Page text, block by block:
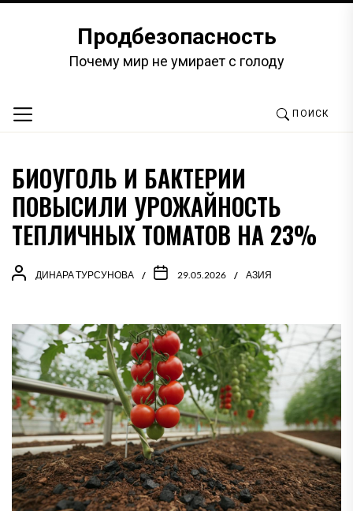
содержимомуПродбезопасность
Почему мир не умирает с голоду
ПОИСК
БИОУГОЛЬ И БАКТЕРИИ
ПОВЫСИЛИ УРОЖАЙНОСТЬ
ТЕПЛИЧНЫХ ТОМАТОВ НА 23%
ДИНАРА ТУРСУНОВА 29.05.2026 АЗИЯ